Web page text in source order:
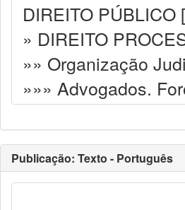
DIREITO PÚBLICO [
» DIREITO
»» Organização
»»» Advogados.
Publicação: Texto - Português